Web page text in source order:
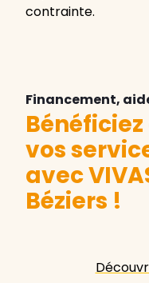
contrainte.
Financement,
vos
avec
Béziers !